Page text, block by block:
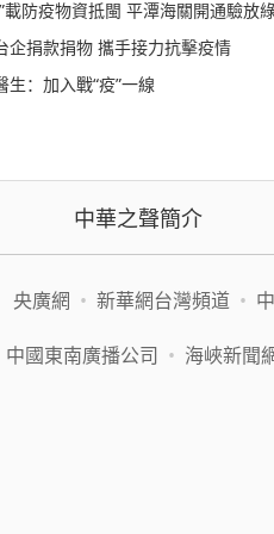
載防疫物資抵閩 平潭海關開通驗放
企捐款捐物 攜手接力抗擊疫情
生：加入戰“疫”一線
中華之聲簡介
央廣網 • 新華網台灣頻道 •
中國東南廣播公司 • 海峽新聞